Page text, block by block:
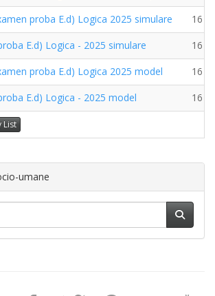
proba E.d) Logica 2025 simulare
16
E.d) Logica - 2025 simulare
16
proba E.d) Logica 2025 model
16
E.d) Logica - 2025 model
16
List
umane